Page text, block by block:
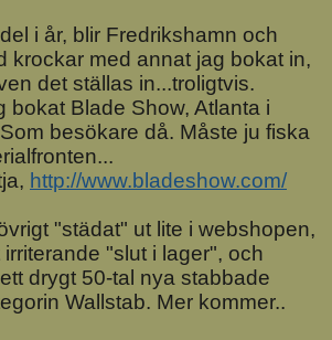
i år, blir Fredrikshamn och
krockar med annat jag bokat in,
det ställas in...troligtvis.
bokat Blade Show, Atlanta i
besökare då. Måste ju fiska
http://www.bladeshow.com/
"städat" ut lite i webshopen,
"slut i lager", och
drygt 50-tal nya stabbade
Wallstab. Mer kommer..